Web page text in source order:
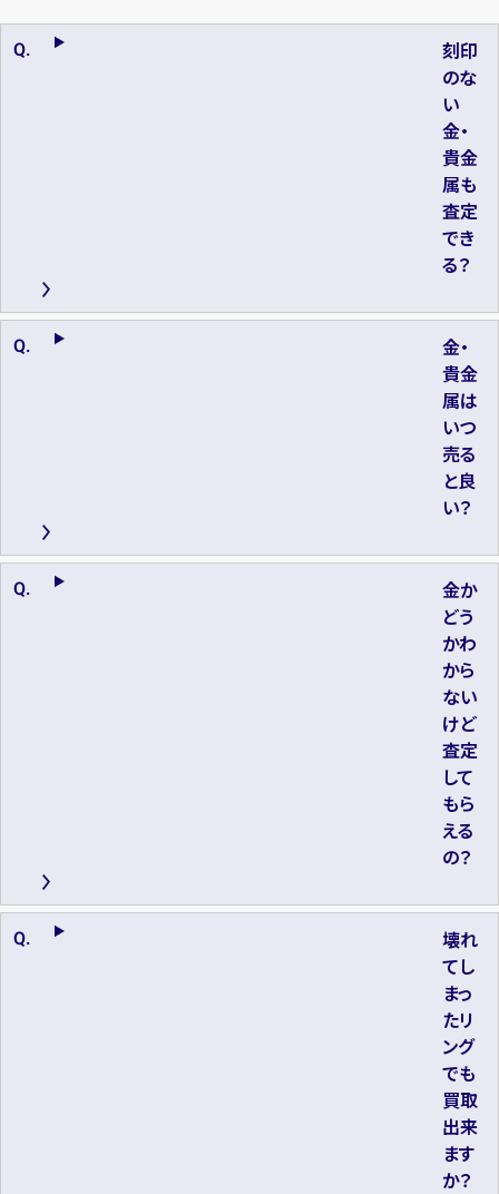
刻印
のな
い
金・
貴金
属も
査定
でき
る？
金・
貴金
属は
いつ
売る
と良
い？
金か
どう
かわ
から
ない
けど
査定
して
もら
える
の？
壊れ
てし
まっ
たリ
ング
でも
買取
出来
ます
か？